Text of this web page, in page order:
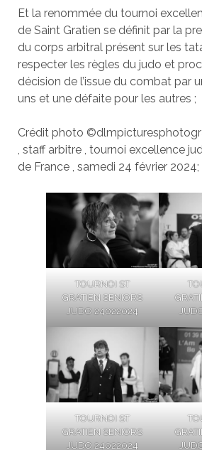
Et la renommée du tournoi
de Saint Gratien se définit par la
du corps arbitral présent sur les
respecter les règles du judo et
décision de l’issue du combat par
uns et une défaite pour les autres ;
Crédit photo
, staff arbitre , tournoi excellence
de France , samedi 24 février 2024;
TOURNOI ST
GRATIEN SENIORS
JUDO 24022024
TOURNOI ST
GRATIEN SENIORS
JUDO 24022024